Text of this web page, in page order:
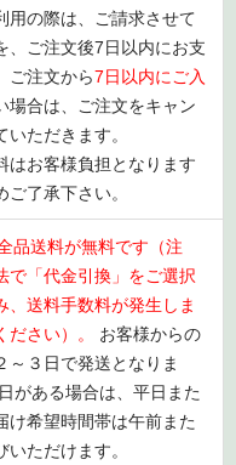
用の際は、ご請求させて
、ご注文後7日以内にお支
ご注文から7日以内にご入
場合は、ご注文をキャン
ただきます。
はお客様負担となります
了承下さい。
品送料が無料です（注
で「代金引換」をご選択
、送料手数料が発生しま
ださい）。 お客様からの
～３日で発送となりま
がある場合は、平日また
け希望時間帯は午前また
ただけます。